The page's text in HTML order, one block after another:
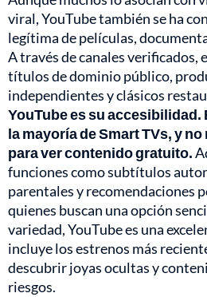
viral, YouTube también se ha
legítima de películas,
A través de canales verificados,
títulos de dominio público,
independientes y clásicos
YouTube es su accesibilidad.
la mayoría de Smart TVs, y
para ver contenido gratuito.
funciones como subtítulos
parentales y recomendaciones
quienes buscan una opción
variedad, YouTube es una
incluye los estrenos más
descubrir joyas ocultas y
riesgos.